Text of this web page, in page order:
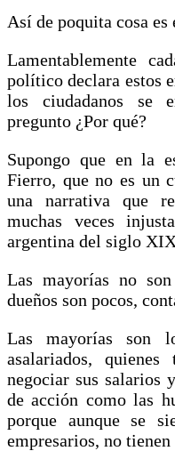
Así de poquita cosa es
Lamentablemente
político declara estos
los ciudadanos se
pregunto ¿Por qué?
Supongo que en la
Fierro, que no es un
una narrativa que
muchas veces
argentina del siglo
Las mayorías no
dueños son pocos,
Las mayorías son
asalariados,
negociar sus salarios
de acción como las
porque aunque se
empresarios, no tienen